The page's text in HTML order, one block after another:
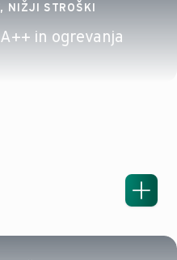
NIŽJI STROŠKI
in ogrevanja